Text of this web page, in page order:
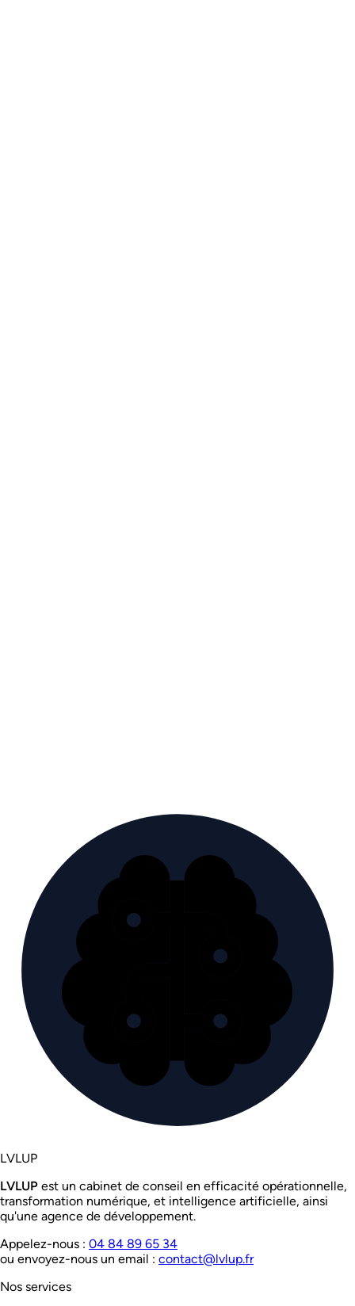
LVLUP
LVLUP est un cabinet de conseil en efficacité opérationnelle,
transformation numérique, et intelligence artificielle, ainsi
qu'une agence de développement.
Appelez-nous : 04 84 89 65 34
ou envoyez-nous un email : contact@lvlup.fr
Nos services